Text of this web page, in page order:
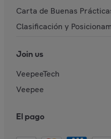
Carta de Buenas
Clasificación y
Join us
VeepeeTech
Veepee
El pago